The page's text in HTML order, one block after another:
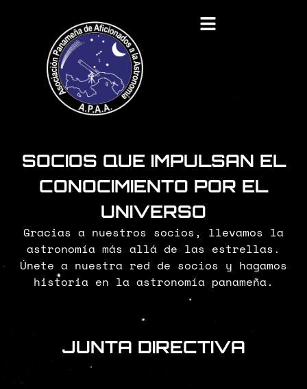
SOCIOS QUE IMPULSAN EL
CONOCIMIENTO POR EL
UNIVERSO
Gracias a nuestros socios, llevamos la
astronomía más allá de las estrellas.
Únete a nuestra red de socios y hagamos
historia en la astronomía panameña.
JUNTA DIRECTIVA